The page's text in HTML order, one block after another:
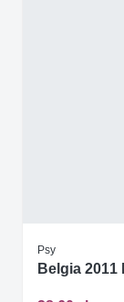
Psy
Belgia 2011